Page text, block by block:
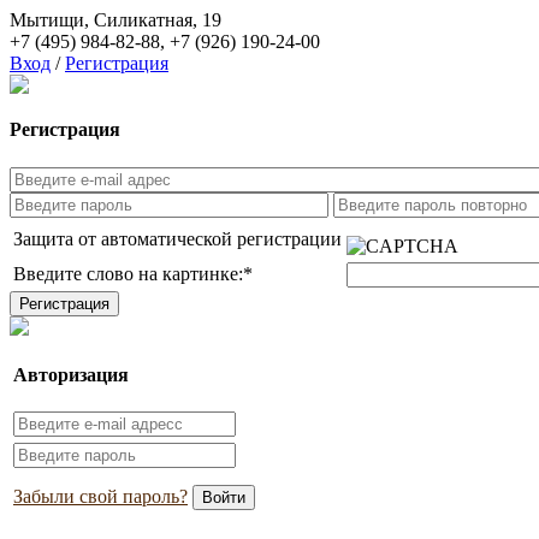
Мытищи, Силикатная, 19
+7 (495) 984-82-88, +7 (926) 190-24-00
Вход / Регистрация
Регистрация
Защита от автоматической регистрации
Введите слово на картинке:*
Авторизация
Забыли свой пароль?